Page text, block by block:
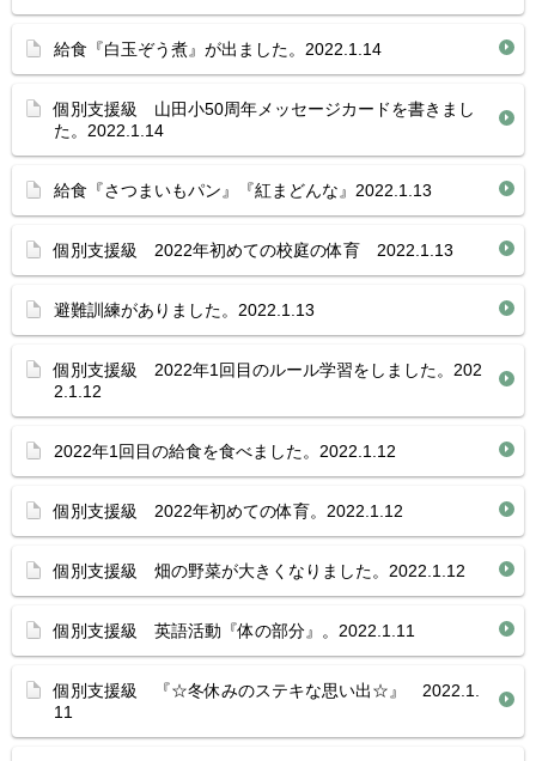
給食『白玉ぞう煮』が出ました。2022.1.14
個別支援級 山田小50周年メッセージカードを書きまし
た。2022.1.14
給食『さつまいもパン』『紅まどんな』2022.1.13
個別支援級 2022年初めての校庭の体育 2022.1.13
避難訓練がありました。2022.1.13
個別支援級 2022年1回目のルール学習をしました。202
2.1.12
2022年1回目の給食を食べました。2022.1.12
個別支援級 2022年初めての体育。2022.1.12
個別支援級 畑の野菜が大きくなりました。2022.1.12
個別支援級 英語活動『体の部分』。2022.1.11
個別支援級 『☆冬休みのステキな思い出☆』 2022.1.
11